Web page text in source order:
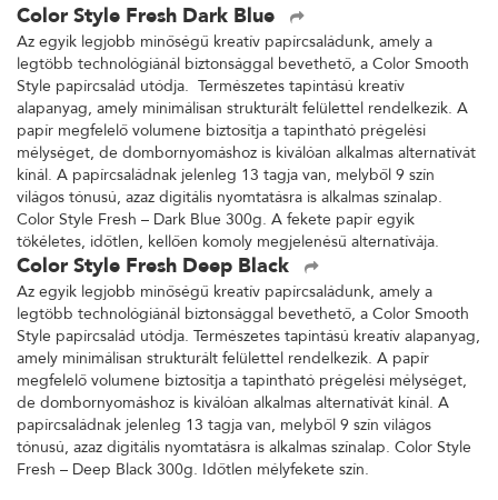
Color Style Fresh Dark Blue
Az egyik legjobb minőségű kreatív papírcsaládunk, amely a
legtöbb technológiánál biztonsággal bevethető, a Color Smooth
Style papírcsalád utódja. Természetes tapintású kreatív
alapanyag, amely minimálisan strukturált felülettel rendelkezik. A
papír megfelelő volumene biztosítja a tapintható prégelési
mélységet, de dombornyomáshoz is kiválóan alkalmas alternatívát
kínál. A papírcsaládnak jelenleg 13 tagja van, melyből 9 szín
világos tónusú, azaz digitális nyomtatásra is alkalmas színalap.
Color Style Fresh – Dark Blue 300g. A fekete papír egyik
tökéletes, időtlen, kellően komoly megjelenésű alternatívája.
Color Style Fresh Deep Black
Az egyik legjobb minőségű kreatív papírcsaládunk, amely a
legtöbb technológiánál biztonsággal bevethető, a Color Smooth
Style papírcsalád utódja. Természetes tapintású kreatív alapanyag,
amely minimálisan strukturált felülettel rendelkezik. A papír
megfelelő volumene biztosítja a tapintható prégelési mélységet,
de dombornyomáshoz is kiválóan alkalmas alternatívát kínál. A
papírcsaládnak jelenleg 13 tagja van, melyből 9 szín világos
tónusú, azaz digitális nyomtatásra is alkalmas színalap. Color Style
Fresh – Deep Black 300g. Időtlen mélyfekete szín.